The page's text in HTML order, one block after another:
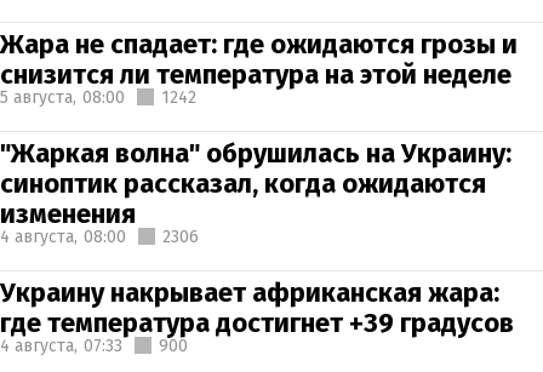
Жара не спадает: где ожидаются грозы и
снизится ли температура на этой неделе
5 августа, 08:00 1242
"Жаркая волна" обрушилась на Украину:
синоптик рассказал, когда ожидаются
изменения
4 августа, 08:00 2306
Украину накрывает африканская жара:
где температура достигнет +39 градусов
4 августа, 07:33 900